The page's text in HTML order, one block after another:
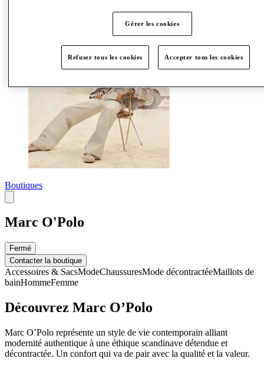
Boutiques
Marc O'Polo
Fermé
Contacter la boutique
Accessoires & SacsModeChaussuresMode décontractéeMaillots de
bainHommeFemme
Découvrez Marc O’Polo
Marc O’Polo représente un style de vie contemporain alliant
modernité authentique à une éthique scandinave détendue et
décontractée. Un confort qui va de pair avec la qualité et la valeur.
Gérer les cookies
Refuser tous les cookies Accepter tous les cookies